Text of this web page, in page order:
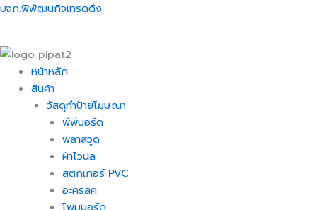
Skip
บจก.พิพัฒนกิจเทรดดิ้ง
Menu
หน้าหลัก
สินค้า
วัสดุทำป้ายโฆษณา
พีพีบอร์ด
พลาสวูด
ผ้าไวนิล
สติกเกอร์ PVC
อะคริลิค
Menu
Menu
Menu